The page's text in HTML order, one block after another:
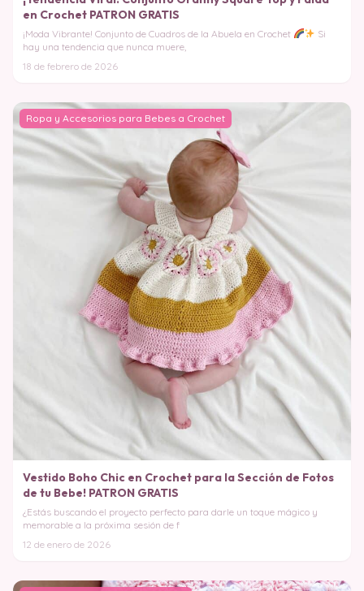
en Crochet PATRON GRATIS
¡Moda Vibrante! Conjunto de Cuadros de la Abuela en Crochet
Si
hay una tendencia que nunca muere,
18 de febrero de 2026
Ropa y Accesorios para Bebes a Crochet
Vestido Boho Chic en Crochet para la Sección de Fotos
de tu Bebe! PATRON GRATIS
¿Estás buscando el proyecto perfecto para darle un toque mágico y
memorable a la próxima sesión de f
12 de enero de 2026